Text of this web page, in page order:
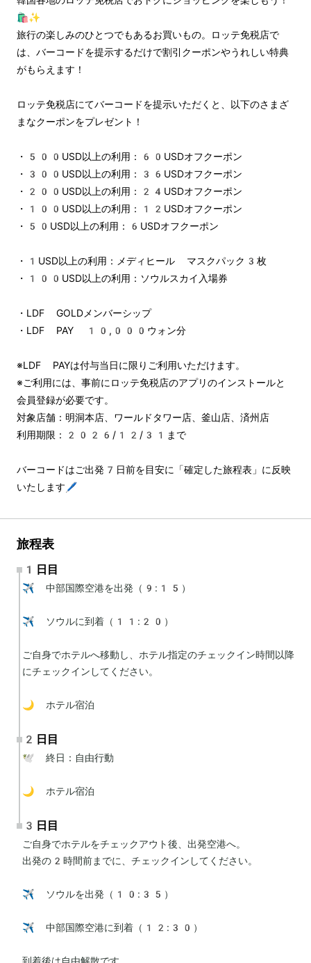
🛍️✨
旅行の楽しみのひとつでもあるお買いもの。ロッテ免税店で
は、バーコードを提示するだけで割引クーポンやうれしい特典
がもらえます！
ロッテ免税店にてバーコードを提示いただくと、以下のさまざ
まなクーポンをプレゼント！
・500USD以上の利用：60USDオフクーポン
・300USD以上の利用：36USDオフクーポン
・200USD以上の利用：24USDオフクーポン
・100USD以上の利用：12USDオフクーポン
・50USD以上の利用：6USDオフクーポン
・1USD以上の利用：メディヒール マスクパック3枚
・100USD以上の利用：ソウルスカイ入場券
・LDF GOLDメンバーシップ
・LDF PAY 10,000ウォン分
※LDF PAYは付与当日に限りご利用いただけます。
※ご利用には、事前にロッテ免税店のアプリのインストールと
会員登録が必要です。
対象店舗：明洞本店、ワールドタワー店、釜山店、済州店
利用期限：2026/12/31まで
バーコードはご出発7日前を目安に「確定した旅程表」に反映
いたします🖊️
旅程表
1日目
✈️ 中部国際空港を出発（9:15）
✈️ ソウルに到着（11:20）
ご自身でホテルへ移動し、ホテル指定のチェックイン時間以降
にチェックインしてください。
🌙 ホテル宿泊
2日目
🕊 終日：自由行動
🌙 ホテル宿泊
3日目
ご自身でホテルをチェックアウト後、出発空港へ。
出発の2時間前までに、チェックインしてください。
✈️ ソウルを出発（10:35）
✈️ 中部国際空港に到着（12:30）
到着後は自由解散です。